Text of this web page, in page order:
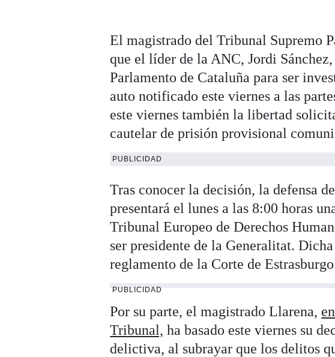
El magistrado del Tribunal Supremo
que el líder de la ANC, Jordi
Parlamento de Cataluña para ser
auto notificado este viernes a las
este viernes también la libertad
cautelar de prisión provisional
PUBLICIDAD
Tras conocer la decisión, la defensa
presentará el lunes a las 8:00 horas
Tribunal Europeo de Derechos
ser presidente de la Generalitat.
reglamento de la Corte de
PUBLICIDAD
Por su parte, el magistrado Llarena,
Tribunal, ha basado este viernes su
delictiva, al subrayar que los delitos